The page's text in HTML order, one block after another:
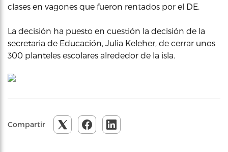
clases en vagones que fueron rentados por el DE.
La decisión ha puesto en cuestión la decisión de la
secretaria de Educación, Julia Keleher, de cerrar unos
300 planteles escolares alrededor de la isla.
Compartir